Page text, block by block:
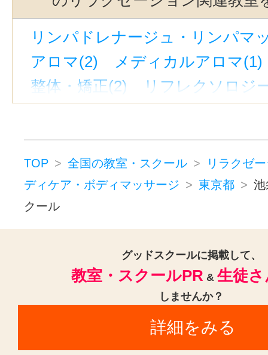
王子駅前駅(1)
北千住駅(1)
東
宝町駅(東京)(1)
西新宿駅(1)
大山駅(東京)(1)
新高円寺駅(1)
明治神宮前〈原宿〉駅(1)
大森
新宿西口駅(1)
戸越駅(1)
板橋区役所前駅(1)
南阿佐ケ谷
表参道駅(1)
平和島駅(1)
六本
立川駅(1)
リンパドレナージュ・リンパマ
アロマ(2)
メディカルアロマ(1)
整体・矯正(2)
リフレクソロジ
フットケア・フットマッサージ
タイ古式マッサージ(1)
ヘッドマッサージ・ヘッドスパ
リラクゼーションその他(2)
TOP 全国の教室・スクール
リラクゼ
ディケア・ボディマッサージ
東京都
池
クール
グッドスクールに掲載して、
教室・スクールPR & 生徒
しませんか？
詳細をみる